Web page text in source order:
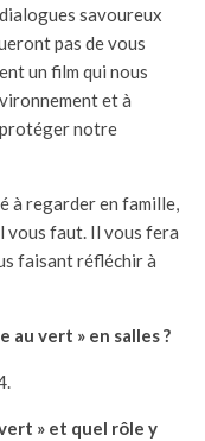
savoureux
pas de vous
un film qui nous
et à
protéger notre
à regarder en famille,
vous faut. Il vous fera
faisant réfléchir à
au vert » en salles ?
» et quel rôle y